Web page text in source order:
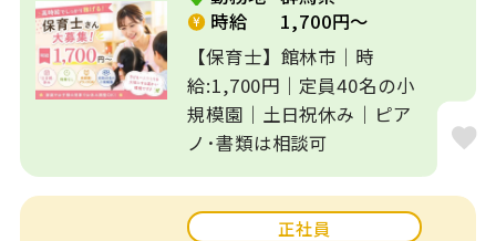
時給
1,700円～
【保育士】館林市｜時
給:1,700円｜定員40名の小
規模園｜土日祝休み｜ピア
ノ･書類は相談可
正社員